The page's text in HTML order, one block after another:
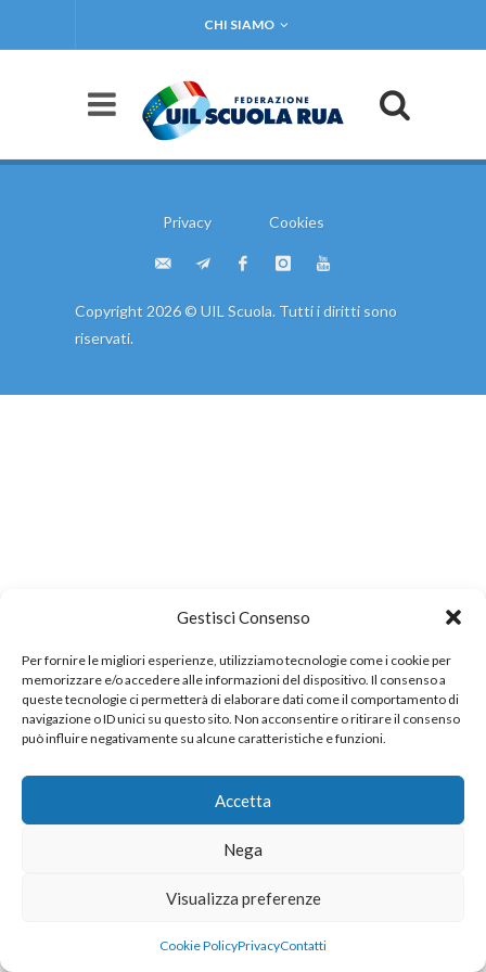
Gestisci Consenso
Per fornire le migliori esperienze, utilizziamo tecnologie come i cookie per
memorizzare e/o accedere alle informazioni del dispositivo. Il consenso a
queste tecnologie ci permetterà di elaborare dati come il comportamento di
navigazione o ID unici su questo sito. Non acconsentire o ritirare il consenso
può influire negativamente su alcune caratteristiche e funzioni.
Accetta
Nega
Visualizza preferenze
Cookie PolicyPrivacyContatti
CHI SIAMO
Privacy Cookies
Copyright 2026 © UIL Scuola. Tutti i diritti sono
riservati.